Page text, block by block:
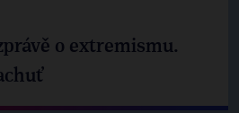
o extremismu.